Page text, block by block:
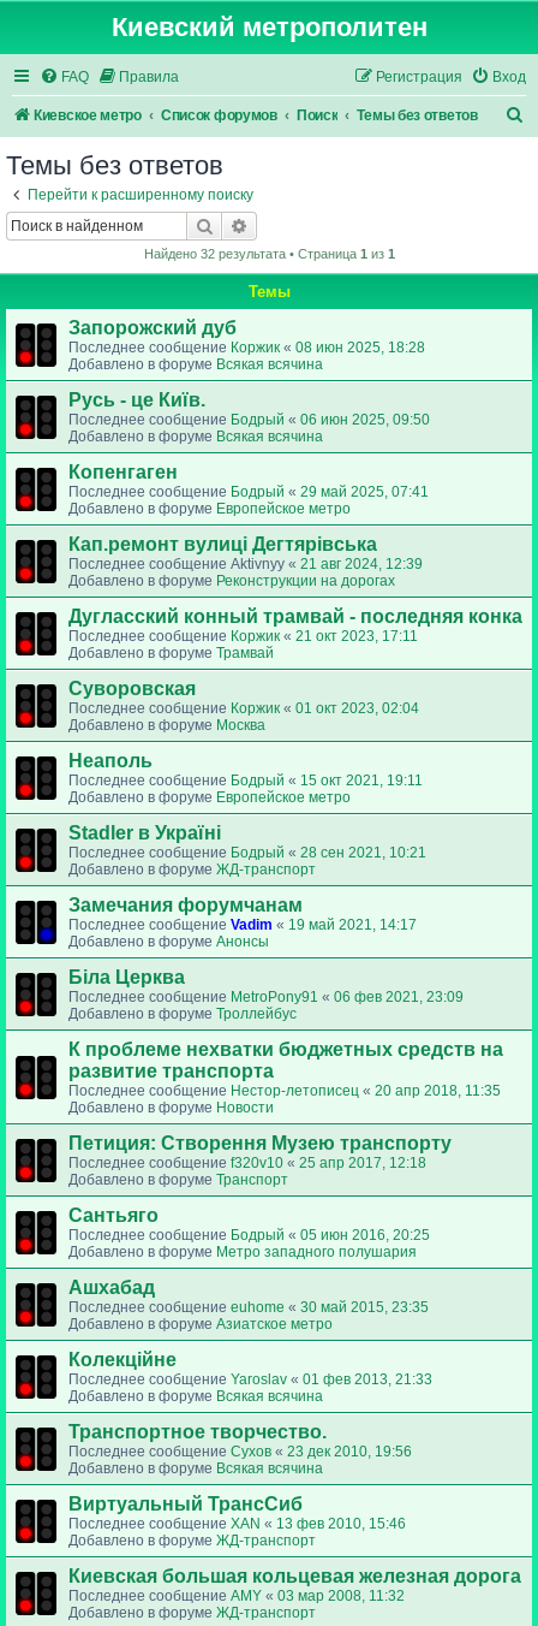
Киевский метрополитен
FAQ Правила Вход
Регистрация
Киевское метро Список форумов Поиск Темы без ответов
Темы без ответов
Перейти к расширенному поиску
Поиск
Найдено 32 результата • Страница 1из 1
Темы
Запорожский дуб
Последнее сообщение Коржик « 08 июн 2025, 18:28
Добавлено в форуме Всякая всячина
Русь - це Київ.
Последнее сообщение Бодрый « 06 июн 2025, 09:50
Добавлено в форуме Всякая всячина
Копенгаген
Последнее сообщение Бодрый « 29 май 2025, 07:41
Добавлено в форуме Европейское метро
Кап.ремонт вулиці Дегтярівська
Последнее сообщение Aktivnyy « 21 авг 2024, 12:39
Добавлено в форуме Реконструкции на дорогах
Дугласский конный трамвай - последняя конка
Последнее сообщение Коржик « 21 окт 2023, 17:11
Добавлено в форуме Трамвай
Суворовская
Последнее сообщение Коржик « 01 окт 2023, 02:04
Добавлено в форуме Москва
Неаполь
Последнее сообщение Бодрый « 15 окт 2021, 19:11
Добавлено в форуме Европейское метро
Stadler в Україні
Последнее сообщение Бодрый « 28 сен 2021, 10:21
Добавлено в форуме ЖД-транспорт
Замечания форумчанам
Последнее сообщение Vadim « 19 май 2021, 14:17
Добавлено в форуме Анонсы
Біла Церква
Последнее сообщение MetroPony91 « 06 фев 2021, 23:09
Добавлено в форуме Троллейбус
К проблеме нехватки бюджетных средств на
развитие транспорта
Последнее сообщение Нестор-летописец « 20 апр 2018, 11:35
Добавлено в форуме Новости
Петиция: Cтворення Музею транспорту
Последнее сообщение f320v10 « 25 апр 2017, 12:18
Добавлено в форуме Транспорт
Сантьяго
Последнее сообщение Бодрый « 05 июн 2016, 20:25
Добавлено в форуме Метро западного полушария
Ашхабад
Последнее сообщение euhome « 30 май 2015, 23:35
Добавлено в форуме Азиатское метро
Колекційне
Последнее сообщение Yaroslav « 01 фев 2013, 21:33
Добавлено в форуме Всякая всячина
Транспортное творчество.
Последнее сообщение Сухов « 23 дек 2010, 19:56
Добавлено в форуме Всякая всячина
Виртуальный ТрансСиб
Последнее сообщение XAN « 13 фев 2010, 15:46
Добавлено в форуме ЖД-транспорт
Киевская большая кольцевая железная дорога
Последнее сообщение AMY « 03 мар 2008, 11:32
Добавлено в форуме ЖД-транспорт